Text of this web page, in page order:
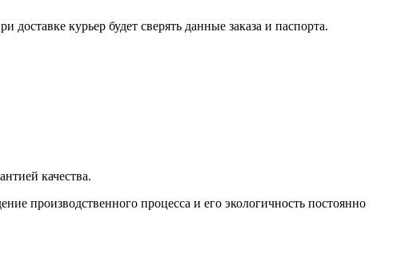
курьер будет сверять данные заказа и паспорта.
качества.
производственного процесса и его экологичность постоянно